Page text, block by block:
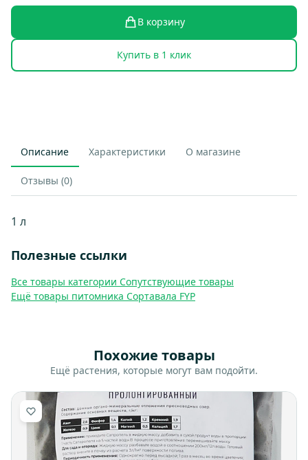
В корзину
Купить в 1 клик
Описание Характеристики О магазине
Отзывы (0)
1 л
Полезные ссылки
Все товары категории Сопутствующие товары
Ещё товары питомника Сортавала FYP
Похожие товары
Ещё растения, которые могут вам подойти.